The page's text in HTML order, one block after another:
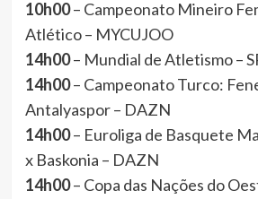
10h00– Campeonato Mineiro
Atlético – MYCUJOO
14h00– Mundial de Atletismo –
14h00– Campeonato Turco:
Antalyaspor – DAZN
14h00– Euroliga de Basquete
x Baskonia – DAZN
14h00– Copa das Nações do